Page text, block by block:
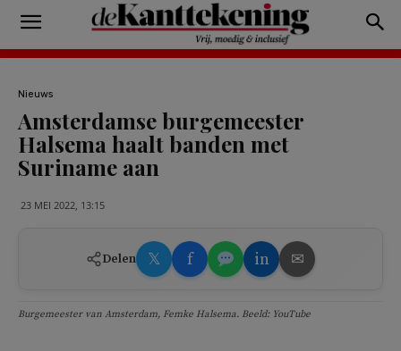
Nieuws
Amsterdamse burgemeester
Halsema haalt banden met
Suriname aan
23 MEI 2022, 13:15
Delen 𝕏 f in ✉
Burgemeester van Amsterdam, Femke Halsema. Beeld: YouTube